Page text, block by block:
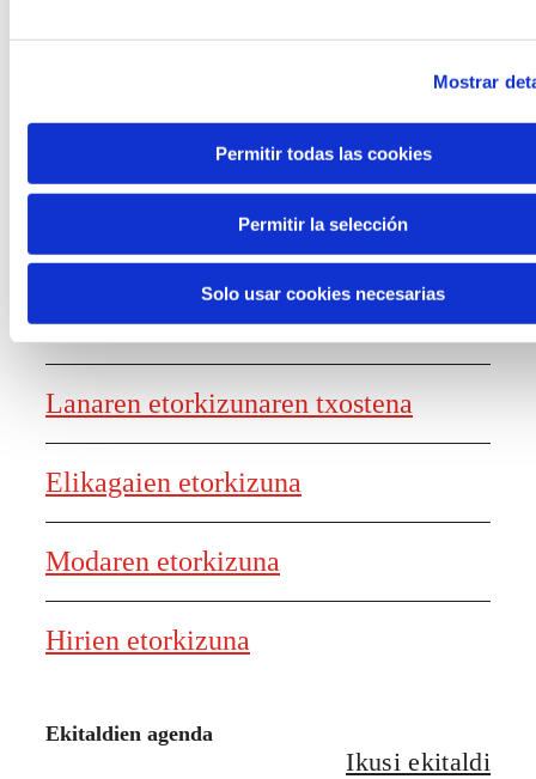
Mostrar
Permitir todas las cookies
Permitir la selección
Solo usar cookies necesarias
dituzten mundu-ikuskerak jasotzen
dituena, esperientzia gamifikatu baten
bidez.
Ezagutza sortzea
Lanaren etorkizunaren txostena
Elikagaien etorkizuna
Modaren etorkizuna
Hirien etorkizuna
Ekitaldien agenda
Ikusi ekitaldi